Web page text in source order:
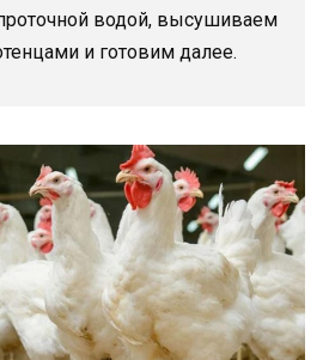
водой, высушиваем
и готовим далее.